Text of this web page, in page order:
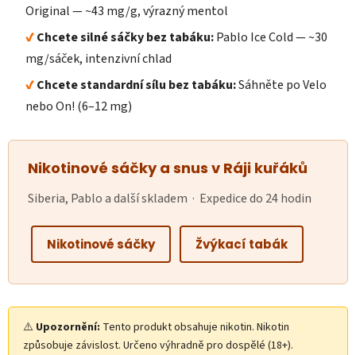
Original — ~43 mg/g, výrazný mentol
Chcete silné sáčky bez tabáku:Pablo Ice Cold — ~30
mg/sáček, intenzivní chlad
Chcete standardní sílu bez tabáku:Sáhněte po Velo
nebo On! (6–12 mg)
Nikotinové sáčky a snus v Ráji kuřáků
Siberia, Pablo a další skladem · Expedice do 24 hodin
Nikotinové sáčky Žvýkací tabák
⚠️ Upozornění: Tento produkt obsahuje nikotin. Nikotin
způsobuje závislost. Určeno výhradně pro dospělé (18+).